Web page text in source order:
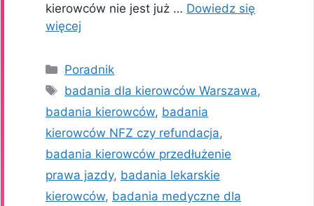
kierowców nie jest już … Dowiedz się
więcej
Kategorie
Poradnik
Tagi
badania dla kierowców Warszawa,
badania kierowców, badania
kierowców NFZ czy refundacja,
badania kierowców przedłużenie
prawa jazdy, badania lekarskie
kierowców, badania medyczne dla